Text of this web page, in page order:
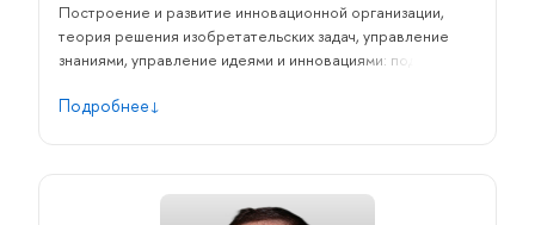
Построение и развитие инновационной организации,
теория решения изобретательских задач, управление
знаниями, управление идеями и инновациями: подходы,
инновации, управление инновационными проектами в
Подробнее